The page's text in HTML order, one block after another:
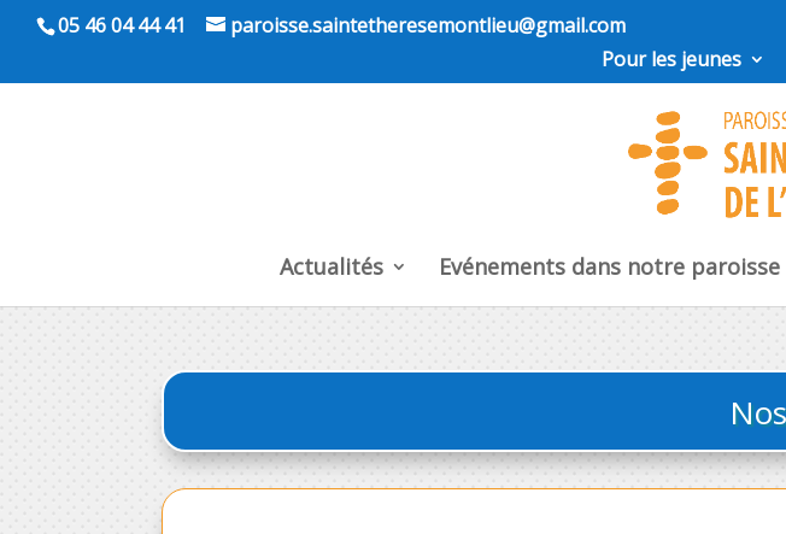
05 46 04 44 41
paroisse.saintetheresemontlieu@gmail.com
Pour les jeunes
Actualités Evénements dans notre paroisse